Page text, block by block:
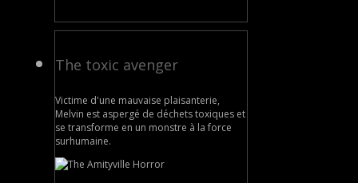
The toxic avenger
Victime d'une mauvaise plaisanterie,
Melvin est aspergé de déchets toxiques et
se transforme en un monstre à la force
surhumaine.